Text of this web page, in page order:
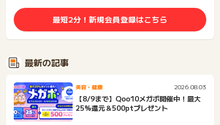
最短2分！新規会員登録はこちら
最新の記事
美容・健康 2026.08.03
【8/9まで】Qoo10メガポ開催中！最大
25%還元＆500ptプレゼント